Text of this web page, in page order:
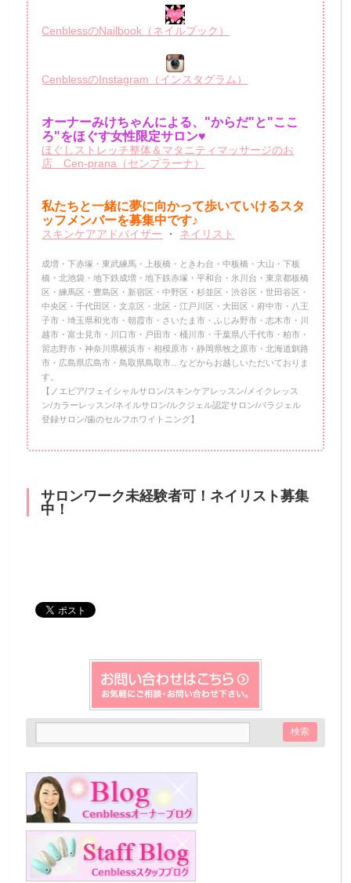
CenblessのNailbook（ネイルブック）
CenblessのInstagram（インスタグラム）
オーナーみけちゃんによる、"からだ"と"ここ
ろ"をほぐす女性限定サロン♥
ほぐしストレッチ整体＆マタニティマッサージのお
店 Cen-prana（センプラーナ）
私たちと一緒に夢に向かって歩いていけるスタ
ッフメンバーを募集中です♪
スキンケアアドバイザー ・ ネイリスト
成増・下赤塚・東武練馬・上板橋・ときわ台・中板橋・大山・下板
橋・北池袋・地下鉄成増・地下鉄赤塚・平和台・氷川台・東京都板橋
区・練馬区・豊島区・新宿区・中野区・杉並区・渋谷区・世田谷区・
中央区・千代田区・文京区・北区・江戸川区・大田区・府中市・八王
子市・埼玉県和光市・朝霞市・さいたま市・ふじみ野市・志木市・川
越市・富士見市・川口市・戸田市・桶川市・千葉県八千代市・柏市・
習志野市・神奈川県横浜市・相模原市・静岡県牧之原市・北海道釧路
市・広島県広島市・鳥取県鳥取市…などからお越しいただいておりま
す。
【ノエビア/フェイシャルサロン/スキンケアレッスン/メイクレッス
ン/カラーレッスン/ネイルサロン/ルクジェル認定サロン/パラジェル
登録サロン/歯のセルフホワイトニング】
サロンワーク未経験者可！ネイリスト募集
中！